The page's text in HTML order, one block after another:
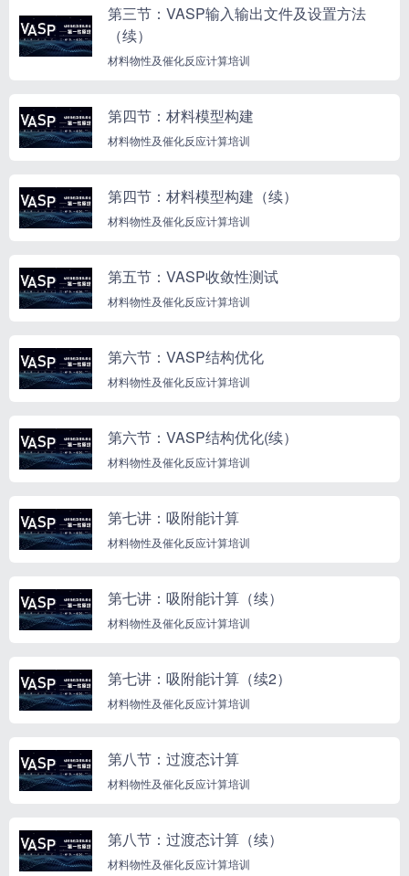
第三节：VASP输入输出文件及设置方法
（续）
材料物性及催化反应计算培训
第四节：材料模型构建
材料物性及催化反应计算培训
第四节：材料模型构建（续）
材料物性及催化反应计算培训
第五节：VASP收敛性测试
材料物性及催化反应计算培训
第六节：VASP结构优化
材料物性及催化反应计算培训
第六节：VASP结构优化(续）
材料物性及催化反应计算培训
第七讲：吸附能计算
材料物性及催化反应计算培训
第七讲：吸附能计算（续）
材料物性及催化反应计算培训
第七讲：吸附能计算（续2）
材料物性及催化反应计算培训
第八节：过渡态计算
材料物性及催化反应计算培训
第八节：过渡态计算（续）
材料物性及催化反应计算培训